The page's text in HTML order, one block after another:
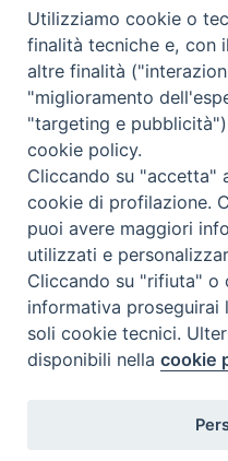
Complesso,
Tematica: Amore-
Contatti & Info
C.ne Aurelia, 50 – 00165
Contatti
Scrivi a:
Utilizziamo cookie o
finalità tecniche e, con
altre finalità
"miglioramento
"targeting e
cookie policy.
Cliccando su "accetta"
cookie di profilazione.
puoi avere maggiori
utilizzati e
Cliccando su "rifiuta" o
informativa proseguirai
soli cookie tecnici.
disponibili nellacookie